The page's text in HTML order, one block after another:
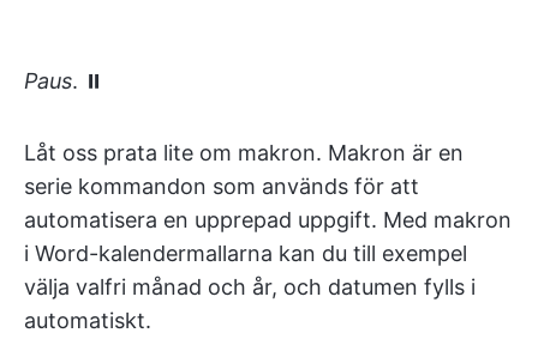
Paus. ⏸
Låt oss prata lite om makron. Makron är en
serie kommandon som används för att
automatisera en upprepad uppgift. Med makron
i Word-kalendermallarna kan du till exempel
välja valfri månad och år, och datumen fylls i
automatiskt.